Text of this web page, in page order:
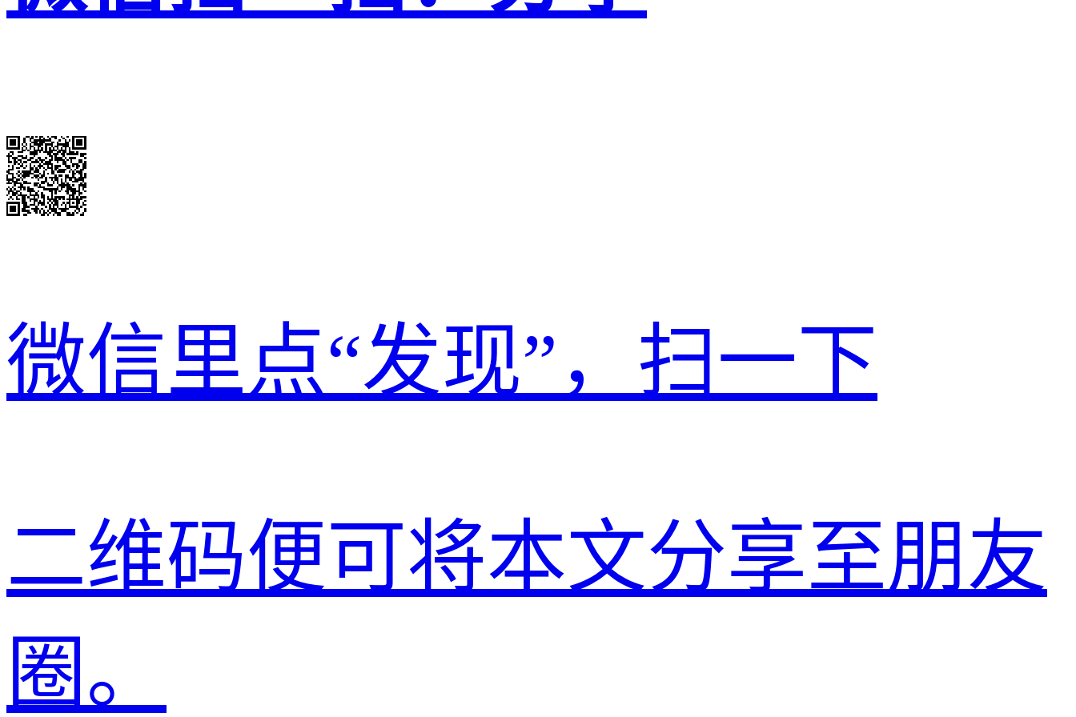
微信里点“发现”，扫一下
二维码便可将本文分享至朋友
圈。